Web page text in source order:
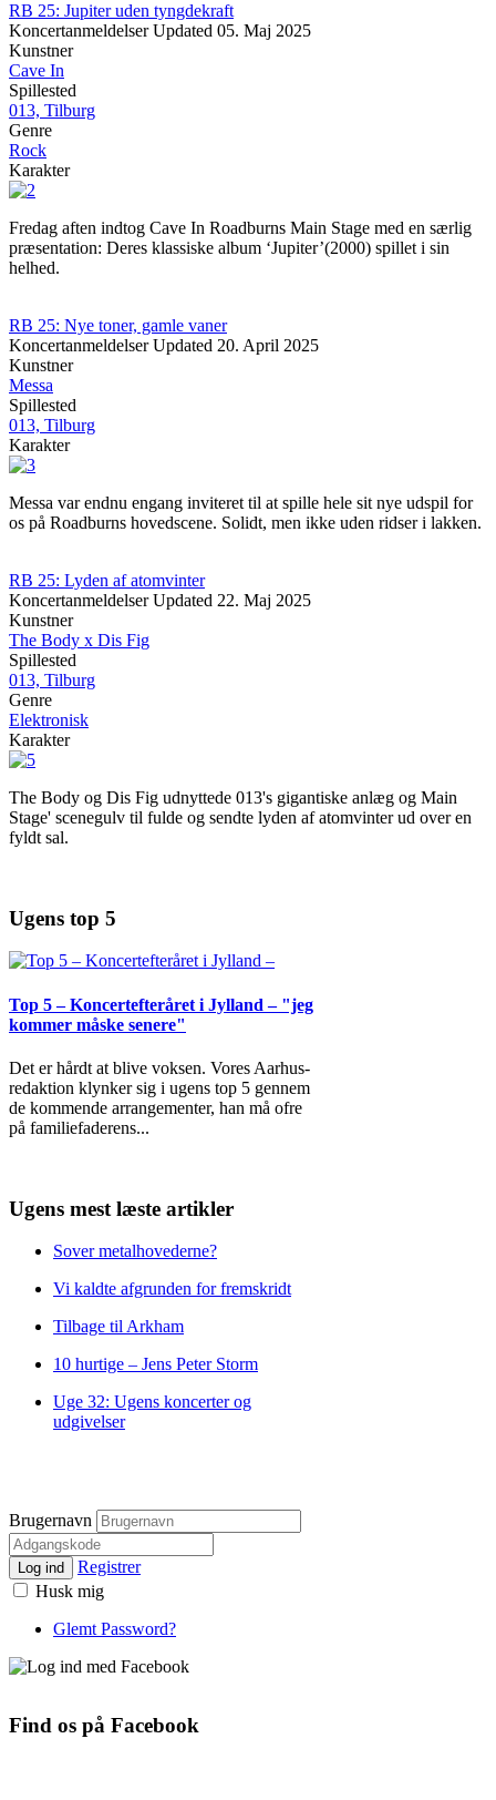
RB 25: Jupiter uden tyngdekraft
Koncertanmeldelser Updated 05. Maj 2025
Kunstner
Cave In
Spillested
013, Tilburg
Genre
Rock
Karakter
Fredag aften indtog Cave In Roadburns Main Stage med en særlig
præsentation: Deres klassiske album ‘Jupiter’(2000) spillet i sin
helhed.
RB 25: Nye toner, gamle vaner
Koncertanmeldelser Updated 20. April 2025
Kunstner
Messa
Spillested
013, Tilburg
Karakter
Messa var endnu engang inviteret til at spille hele sit nye udspil for
os på Roadburns hovedscene. Solidt, men ikke uden ridser i lakken.
RB 25: Lyden af atomvinter
Koncertanmeldelser Updated 22. Maj 2025
Kunstner
The Body x Dis Fig
Spillested
013, Tilburg
Genre
Elektronisk
Karakter
The Body og Dis Fig udnyttede 013's gigantiske anlæg og Main
Stage' scenegulv til fulde og sendte lyden af atomvinter ud over en
fyldt sal.
Ugens top 5
Top 5 – Koncertefteråret i Jylland – "jeg
kommer måske senere"
Det er hårdt at blive voksen. Vores Aarhus-
redaktion klynker sig i ugens top 5 gennem
de kommende arrangementer, han må ofre
på familiefaderens...
Ugens mest læste artikler
Sover metalhovederne?
Vi kaldte afgrunden for fremskridt
Tilbage til Arkham
10 hurtige – Jens Peter Storm
Uge 32: Ugens koncerter og
udgivelser
Brugernavn
Log ind
Registrer
Husk mig
Glemt Password?
Find os på Facebook